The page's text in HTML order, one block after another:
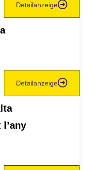
Detailanzeige
Detailanzeige